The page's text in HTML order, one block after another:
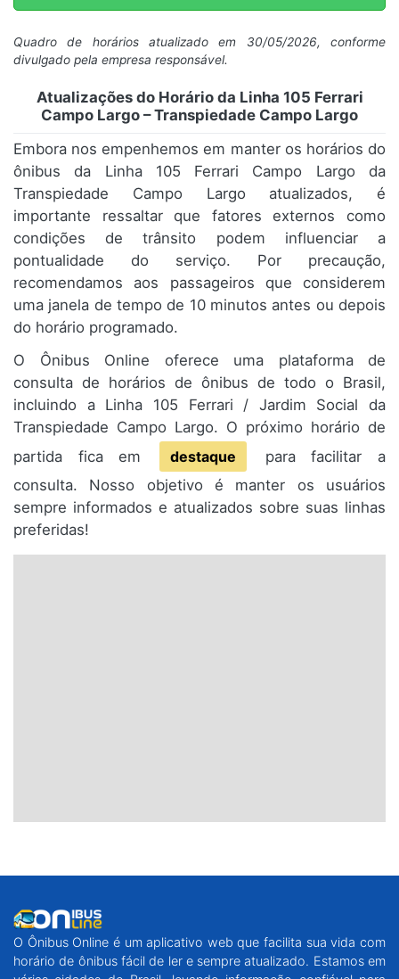
Quadro de horários atualizado em 30/05/2026, conforme
divulgado pela empresa responsável.
Atualizações do Horário da Linha 105 Ferrari
Campo Largo – Transpiedade Campo Largo
Embora nos empenhemos em manter os horários do
ônibus da Linha 105 Ferrari Campo Largo da
Transpiedade Campo Largo atualizados, é
importante ressaltar que fatores externos como
condições de trânsito podem influenciar a
pontualidade do serviço. Por precaução,
recomendamos aos passageiros que considerem
uma janela de tempo de 10 minutos antes ou depois
do horário programado.
O Ônibus Online oferece uma plataforma de
consulta de horários de ônibus de todo o Brasil,
incluindo a Linha 105 Ferrari / Jardim Social da
Transpiedade Campo Largo. O próximo horário de
partida fica em
destaque
para facilitar a
consulta. Nosso objetivo é manter os usuários
sempre informados e atualizados sobre suas linhas
preferidas!
O Ônibus Online é um aplicativo web que facilita sua vida com
horário de ônibus fácil de ler e sempre atualizado. Estamos em